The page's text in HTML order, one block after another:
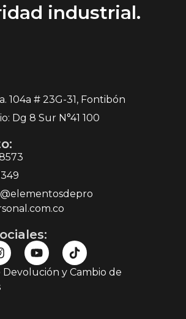
industrial.
104a # 23G-31, Fontibón
Dg 8 Sur N°41 100
y Cambio de